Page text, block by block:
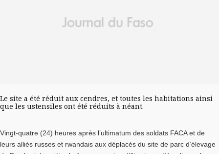
Le site a été réduit aux cendres, et toutes les habitations ainsi
que les ustensiles ont été réduits à néant.
Vingt-quatre (24) heures après l’ultimatum des soldats FACA et de
leurs alliés russes et rwandais aux déplacés du site de parc d’élevage